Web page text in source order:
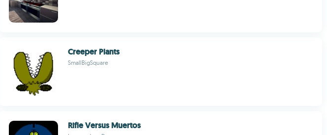
Creeper Plants
SmallBigSquare
Rifle Versus Muertos